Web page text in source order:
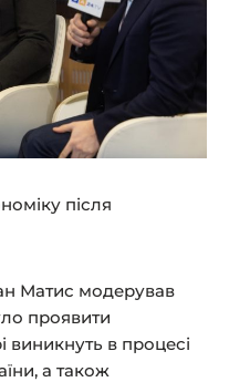
після
Матис модерував
проявити
виникнуть в процесі
а також